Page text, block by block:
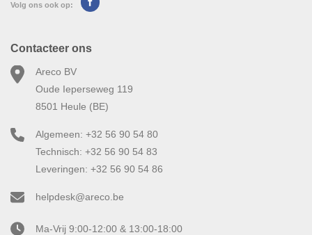
Volg ons ook op:
Contacteer ons
Areco BV
Oude Ieperseweg 119
8501 Heule (BE)
Algemeen: +32 56 90 54 80
Technisch: +32 56 90 54 83
Leveringen: +32 56 90 54 86
helpdesk@areco.be
Ma-Vrij 9:00-12:00 & 13:00-18:00